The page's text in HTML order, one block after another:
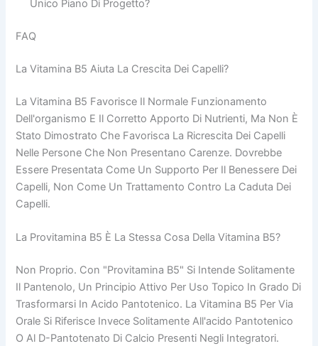
Unico Piano Di Progetto?
FAQ
La Vitamina B5 Aiuta La Crescita Dei Capelli?
La Vitamina B5 Favorisce Il Normale Funzionamento
Dell'organismo E Il Corretto Apporto Di Nutrienti, Ma Non È
Stato Dimostrato Che Favorisca La Ricrescita Dei Capelli
Nelle Persone Che Non Presentano Carenze. Dovrebbe
Essere Presentata Come Un Supporto Per Il Benessere Dei
Capelli, Non Come Un Trattamento Contro La Caduta Dei
Capelli.
La Provitamina B5 È La Stessa Cosa Della Vitamina B5?
Non Proprio. Con "provitamina B5" Si Intende Solitamente
Il Pantenolo, Un Principio Attivo Per Uso Topico In Grado Di
Trasformarsi In Acido Pantotenico. La Vitamina B5 Per Via
Orale Si Riferisce Invece Solitamente All'acido Pantotenico
O Al D-Pantotenato Di Calcio Presenti Negli Integratori.